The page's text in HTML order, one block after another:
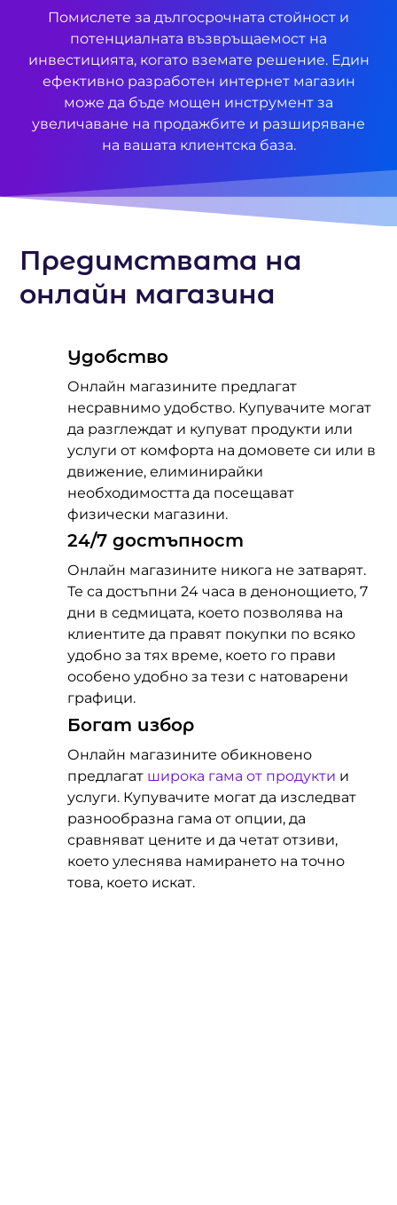
Помислете за дългосрочната стойност и
потенциалната възвръщаемост на
инвестицията, когато вземате решение. Един
ефективно разработен интернет магазин
може да бъде мощен инструмент за
увеличаване на продажбите и разширяване
на вашата клиентска база.
Предимствата на
онлайн магазина
Удобство
Онлайн магазините предлагат
несравнимо удобство. Купувачите могат
да разглеждат и купуват продукти или
услуги от комфорта на домовете си или в
движение, елиминирайки
необходимостта да посещават
физически магазини.
24/7 достъпност
Онлайн магазините никога не затварят.
Те са достъпни 24 часа в денонощието, 7
дни в седмицата, което позволява на
клиентите да правят покупки по всяко
удобно за тях време, което го прави
особено удобно за тези с натоварени
графици.
Богат избор
Онлайн магазините обикновено
предлагат широка гама от продукти и
услуги. Купувачите могат да изследват
разнообразна гама от опции, да
сравняват цените и да четат отзиви,
което улеснява намирането на точно
това, което искат.